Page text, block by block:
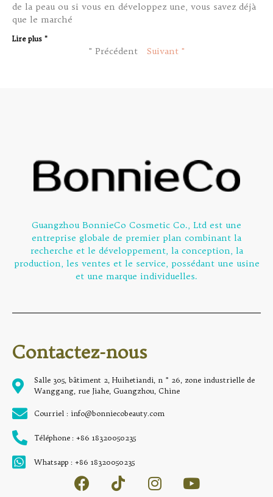
de la peau ou si vous en développez une, vous savez déjà
que le marché
Lire plus "
" Précédent Suivant "
Guangzhou BonnieCo Cosmetic Co., Ltd est une
entreprise globale de premier plan combinant la
recherche et le développement, la conception, la
production, les ventes et le service, possédant une usine
et une marque individuelles.
Contactez-nous
Salle 305, bâtiment 2, Huihetiandi, n ° 26, zone industrielle de
Wanggang, rue Jiahe, Guangzhou, Chine
Courriel : info@bonniecobeauty.com
Téléphone : +86 18320050235
Whatsapp : +86 18320050235